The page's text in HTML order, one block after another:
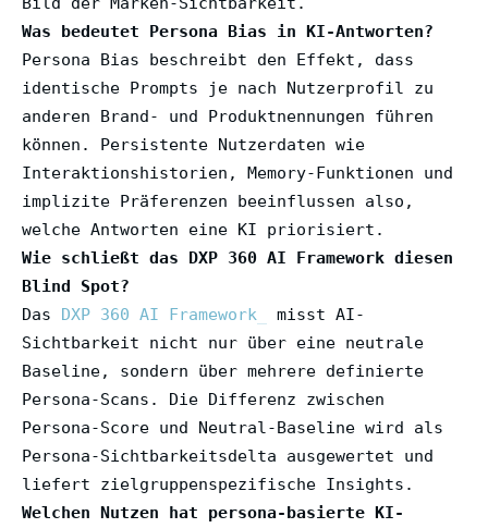
Was bedeutet Persona Bias in KI-Antworten?
Persona Bias beschreibt den Effekt, dass
identische Prompts je nach Nutzerprofil zu
anderen Brand- und Produktnennungen führen
können. Persistente Nutzerdaten wie
Interaktionshistorien, Memory-Funktionen und
implizite Präferenzen beeinflussen also,
welche Antworten eine KI priorisiert.
Wie schließt das DXP 360 AI Framework diesen
Blind Spot?
Das DXP 360 AI Framework
misst AI-
Sichtbarkeit nicht nur über eine neutrale
Baseline, sondern über mehrere definierte
Persona-Scans. Die Differenz zwischen
Persona-Score und Neutral-Baseline wird als
Persona-Sichtbarkeitsdelta ausgewertet und
liefert zielgruppenspezifische Insights.
Welchen Nutzen hat persona-basierte KI-